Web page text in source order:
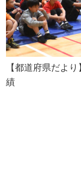
【都道府県だよ
績